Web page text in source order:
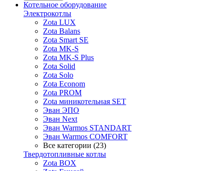
Котельное оборудование
Электрокотлы
Zota LUX
Zota Balans
Zota Smart SE
Zota MK-S
Zota MK-S Plus
Zota Solid
Zota Solo
Zota Econom
Zota PROM
Zota миникотельная SET
Эван ЭПО
Эван Next
Эван Warmos STANDART
Эван Warmos COMFORT
Все категории (23)
Твердотопливные котлы
Zota BOX